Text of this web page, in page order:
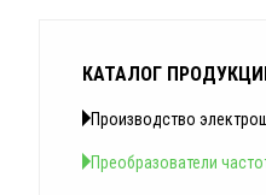
КАТАЛОГ
Производство
Преобразователи